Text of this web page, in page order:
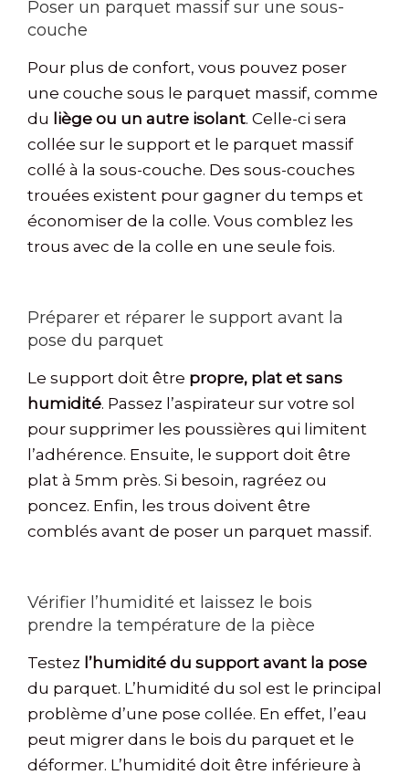
Poser un parquet massif sur une sous-
couche
Pour plus de confort, vous pouvez poser
une couche sous le parquet massif, comme
du liège ou un autre isolant. Celle-ci sera
collée sur le support et le parquet massif
collé à la sous-couche. Des sous-couches
trouées existent pour gagner du temps et
économiser de la colle. Vous comblez les
trous avec de la colle en une seule fois.
Préparer et réparer le support avant la
pose du parquet
Le support doit être propre, plat et sans
humidité. Passez l’aspirateur sur votre sol
pour supprimer les poussières qui limitent
l’adhérence. Ensuite, le support doit être
plat à 5mm près. Si besoin, ragréez ou
poncez. Enfin, les trous doivent être
comblés avant de poser un parquet massif.
Vérifier l’humidité et laissez le bois
prendre la température de la pièce
Testez l’humidité du support avant la pose
du parquet. L’humidité du sol est le principal
problème d’une pose collée. En effet, l’eau
peut migrer dans le bois du parquet et le
déformer. L’humidité doit être inférieure à